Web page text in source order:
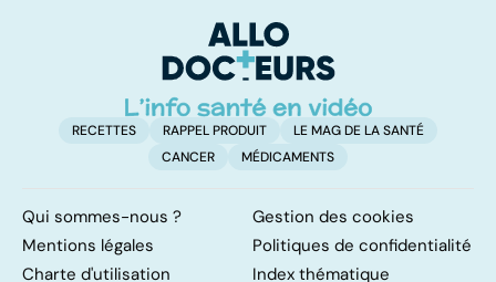
RECETTES RAPPEL PRODUIT
LE MAG DE LA SANTÉ
CANCER
MÉDICAMENTS
Qui sommes-nous ?
Gestion des cookies
Mentions légales
Politiques de confidentialité
Charte d'utilisation
Index thématique